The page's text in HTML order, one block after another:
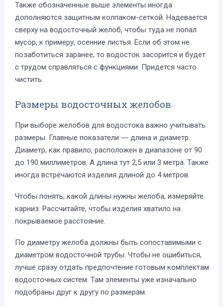
Также обозначенные выше элементы иногда
дополняются защитным колпаком-сеткой. Надевается
сверху на водосточный желоб, чтобы туда не попал
мусор, к примеру, осенние листья. Если об этом не
позаботиться заранее, то водосток засорится и будет
с трудом справляться с функциями. Придется часто
чистить.
Размеры водосточных желобов
При выборе желобов для водостока важно учитывать
размеры. Главные показатели ― длина и диаметр.
Диаметр, как правило, расположен в диапазоне от 90
до 190 миллиметров. А длина тут 2,5 или 3 метра. Также
иногда встречаются изделия длиной до 4 метров.
Чтобы понять, какой длины нужны желоба, измеряйте
карниз. Рассчитайте, чтобы изделия хватило на
покрываемое расстояние.
По диаметру желоба должны быть сопоставимыми с
диаметром водосточной трубы. Чтобы не ошибиться,
лучше сразу отдать предпочтение готовым комплектам
водосточных систем. Там элементы уже изначально
подобраны друг к другу по размерам.